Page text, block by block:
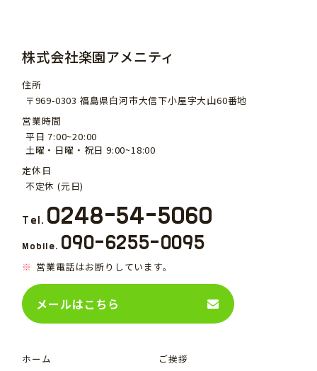
株式会社楽園アメニティ
住所
〒969-0303 福島県白河市大信下小屋字大山60番地
営業時間
平日 7:00~20:00
土曜・日曜・祝日 9:00~18:00
定休日
不定休 (元日)
Tel. 0248-54-5060
Mobile. 090-6255-0095
営業電話はお断りしています。
メールはこちら
ホーム ご挨拶